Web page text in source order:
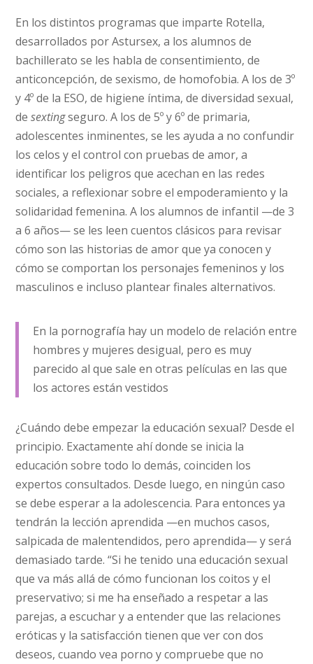
En los distintos programas que imparte Rotella,
desarrollados por Astursex, a los alumnos de
bachillerato se les habla de consentimiento, de
anticon­cepción, de sexismo, de homofobia. A los de 3º
y 4º de la ESO, de higiene íntima, de diversidad sexual,
desextingseguro. A los de 5º y 6º de primaria,
adolescentes inminentes, se les ayuda a no confundir
los celos y el control con pruebas de amor, a
identificar los peligros que acechan en las redes
sociales, a reflexionar sobre el empoderamiento y la
solidaridad femenina. A los alumnos de infantil —de 3
a 6 años— se les leen cuentos clásicos para revisar
cómo son las historias de amor que ya conocen y
cómo se comportan los personajes femeninos y los
masculinos e incluso plantear finales alternativos.
En la pornografía hay un modelo de relación entre
hombres y mujeres desigual, pero es muy
parecido al que sale en otras películas en las que
los actores están vestidos
¿Cuándo debe empezar la educación sexual? Desde el
principio. Exactamente ahí donde se inicia la
educación sobre todo lo demás, coinciden los
expertos consultados. Desde luego, en ningún caso
se debe esperar a la adolescencia. Para entonces ya
tendrán la lección aprendida —en muchos casos,
salpicada de malentendidos, pero aprendida— y será
demasiado tarde. “Si he tenido una educación sexual
que va más allá de cómo funcionan los coitos y el
preservativo; si me ha enseñado a respetar a las
parejas, a escuchar y a entender que las relaciones
eróticas y la satisfacción tienen que ver con dos
deseos, cuando vea porno y compruebe que no